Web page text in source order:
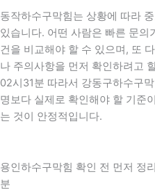
동작하수구막힘는 상황에 따라
있습니다. 어떤 사람은 빠른 문의
건을 비교해야 할 수 있으며, 또
나 주의사항을 먼저 확인하려고
02시31분 따라서 강동구하수구
명보다 실제로 확인해야 할 기준
는 것이 안정적입니다.
용인하수구막힘 확인 전 먼저 정
분